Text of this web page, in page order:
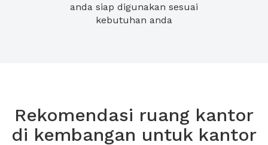
anda siap digunakan sesuai
kebutuhan anda
Rekomendasi ruang kantor
di kembangan untuk kantor